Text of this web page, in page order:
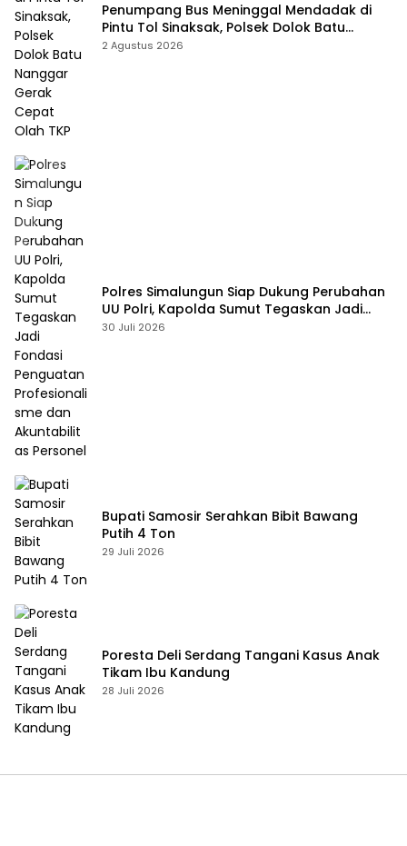
Penumpang Bus Meninggal Mendadak di
Pintu Tol Sinaksak, Polsek Dolok Batu
Nanggar Gerak Cepat Olah TKP
2 Agustus 2026
Polres Simalungun Siap Dukung Perubahan
UU Polri, Kapolda Sumut Tegaskan Jadi
Fondasi Penguatan Profesionalisme dan
30 Juli 2026
Bupati Samosir Serahkan Bibit Bawang
Putih 4 Ton
29 Juli 2026
Poresta Deli Serdang Tangani Kasus Anak
Tikam Ibu Kandung
28 Juli 2026